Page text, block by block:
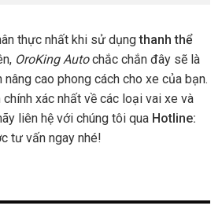
thực nhất khi sử dụngthanh thể
OroKing Autochắc chắn đây sẽ là
cao phong cách cho xe của bạn.
xác nhất về các loại vai xe và
liên hệ với chúng tôi qua Hotline:
tư vấn ngay nhé!